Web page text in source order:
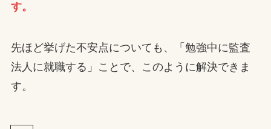
す。
先ほど挙げた不安点についても、「勉強中に監査
法人に就職する」ことで、このように解決できま
す。